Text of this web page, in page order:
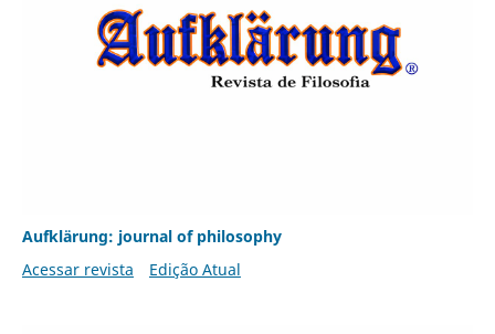
Aufklärung: journal of philosophy
Acessar revista
Edição Atual